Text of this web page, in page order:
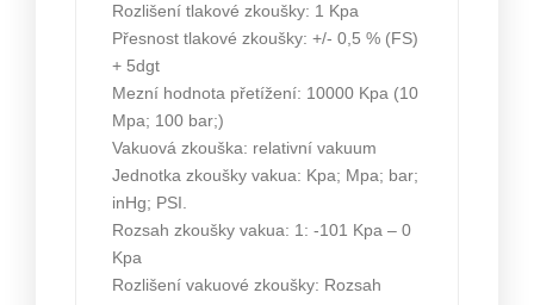
Rozlišení tlakové zkoušky: 1 Kpa
Přesnost tlakové zkoušky: +/- 0,5 % (FS)
+ 5dgt
Mezní hodnota přetížení: 10000 Kpa (10
Mpa; 100 bar;)
Vakuová zkouška: relativní vakuum
Jednotka zkoušky vakua: Kpa; Mpa; bar;
inHg; PSI.
Rozsah zkoušky vakua: 1: -101 Kpa – 0
Kpa
Rozlišení vakuové zkoušky: Rozsah